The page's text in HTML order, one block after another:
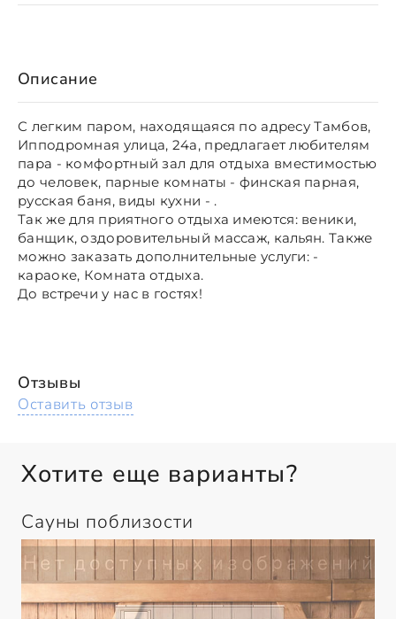
Описание
С легким паром, находящаяся по адресу Тамбов,
Ипподромная улица, 24а, предлагает любителям
пара - комфортный зал для отдыха вместимостью
до человек, парные комнаты - финская парная,
русская баня, виды кухни - .
Так же для приятного отдыха имеются: веники,
банщик, оздоровительный массаж, кальян. Также
можно заказать дополнительные услуги: -
караоке, Комната отдыха.
До встречи у нас в гостях!
Отзывы
Оставить отзыв
Хотите еще варианты?
Сауны поблизости